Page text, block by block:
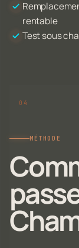
rentable
Test sous
MÉTHODE